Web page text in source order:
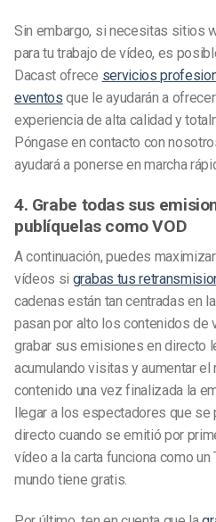
Sin embargo, si necesitas sitios
para tu trabajo de vídeo, es
Dacast ofrece servicios
eventos que le ayudarán a
experiencia de alta calidad y
Póngase en contacto con
ayudará a ponerse en marcha
4. Grabe todas sus
publíquelas como VOD
A continuación, puedes
vídeos si grabas tus
cadenas están tan centradas en
pasan por alto los contenidos de
grabar sus emisiones en directo
acumulando visitas y aumentar
contenido una vez finalizada la
llegar a los espectadores que
directo cuando se emitió por
vídeo a la carta funciona como un
mundo tiene gratis.